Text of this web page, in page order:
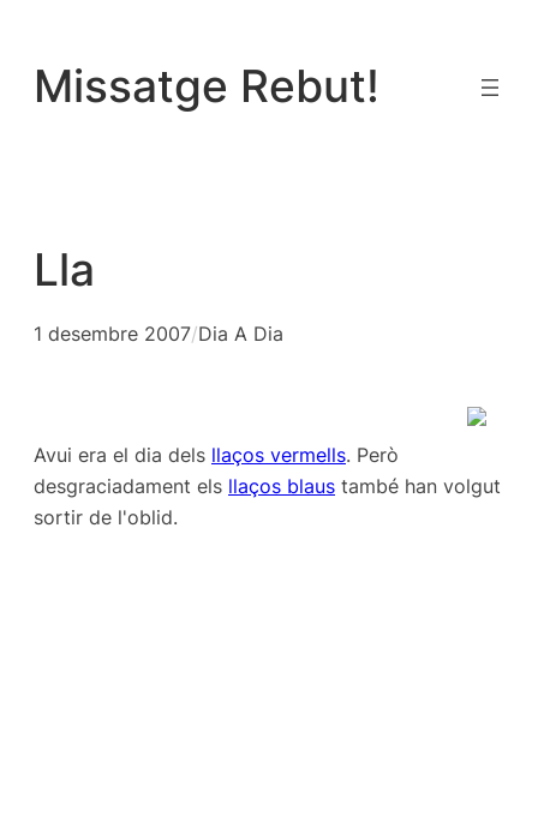
contingut
Missatge Rebut!
Lla
1 desembre 2007/Dia A Dia
Avui era el dia dels llaços vermells. Però
desgraciadament els llaços blaus també han volgut
sortir de l'oblid.